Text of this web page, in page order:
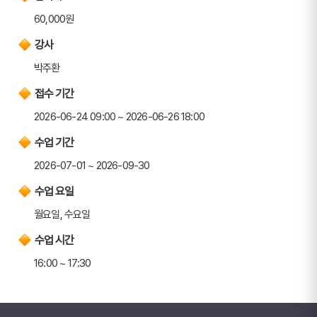
60,000원
강사
박주환
접수 기간
2026-06-24 09:00 ~ 2026-06-26 18:00
수업 기간
2026-07-01 ~ 2026-09-30
수업 요일
월요일, 수요일
수업 시간
16:00 ~ 17:30